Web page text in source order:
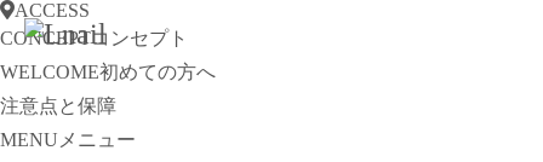
ACCESS
CONCEPTコンセプト
WELCOME初めての方へ
注意点と保障
MENU メニュー